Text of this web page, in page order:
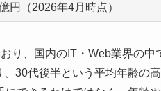
円（2026年4月時点）
り、国内のIT・Web業界の
30代後半という平均年齢の